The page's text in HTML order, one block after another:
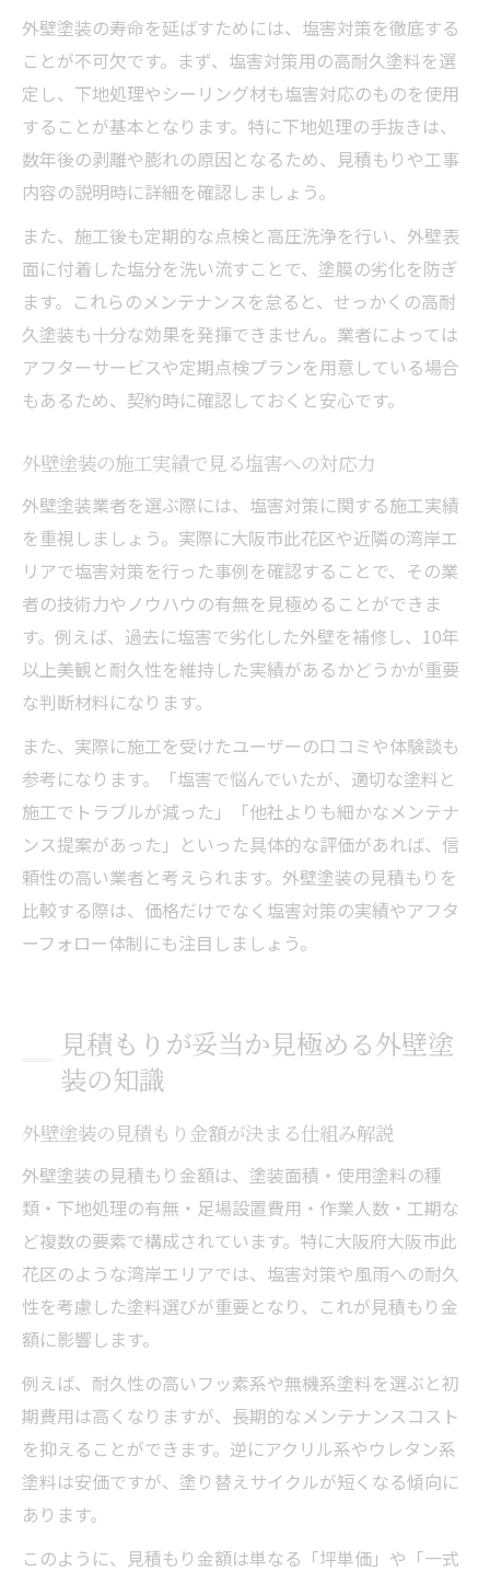
外壁塗装の寿命を延ばすためには、塩害対策を徹底する
ことが不可欠です。まず、塩害対策用の高耐久塗料を選
定し、下地処理やシーリング材も塩害対応のものを使用
することが基本となります。特に下地処理の手抜きは、
数年後の剥離や膨れの原因となるため、見積もりや工事
内容の説明時に詳細を確認しましょう。
また、施工後も定期的な点検と高圧洗浄を行い、外壁表
面に付着した塩分を洗い流すことで、塗膜の劣化を防ぎ
ます。これらのメンテナンスを怠ると、せっかくの高耐
久塗装も十分な効果を発揮できません。業者によっては
アフターサービスや定期点検プランを用意している場合
もあるため、契約時に確認しておくと安心です。
外壁塗装の施工実績で見る塩害への対応力
外壁塗装業者を選ぶ際には、塩害対策に関する施工実績
を重視しましょう。実際に大阪市此花区や近隣の湾岸エ
リアで塩害対策を行った事例を確認することで、その業
者の技術力やノウハウの有無を見極めることができま
す。例えば、過去に塩害で劣化した外壁を補修し、10年
以上美観と耐久性を維持した実績があるかどうかが重要
な判断材料になります。
また、実際に施工を受けたユーザーの口コミや体験談も
参考になります。「塩害で悩んでいたが、適切な塗料と
施工でトラブルが減った」「他社よりも細かなメンテナ
ンス提案があった」といった具体的な評価があれば、信
頼性の高い業者と考えられます。外壁塗装の見積もりを
比較する際は、価格だけでなく塩害対策の実績やアフタ
ーフォロー体制にも注目しましょう。
見積もりが妥当か見極める外壁塗
装の知識
外壁塗装の見積もり金額が決まる仕組み解説
外壁塗装の見積もり金額は、塗装面積・使用塗料の種
類・下地処理の有無・足場設置費用・作業人数・工期な
ど複数の要素で構成されています。特に大阪府大阪市此
花区のような湾岸エリアでは、塩害対策や風雨への耐久
性を考慮した塗料選びが重要となり、これが見積もり金
額に影響します。
例えば、耐久性の高いフッ素系や無機系塗料を選ぶと初
期費用は高くなりますが、長期的なメンテナンスコスト
を抑えることができます。逆にアクリル系やウレタン系
塗料は安価ですが、塗り替えサイクルが短くなる傾向に
あります。
このように、見積もり金額は単なる「坪単価」や「一式